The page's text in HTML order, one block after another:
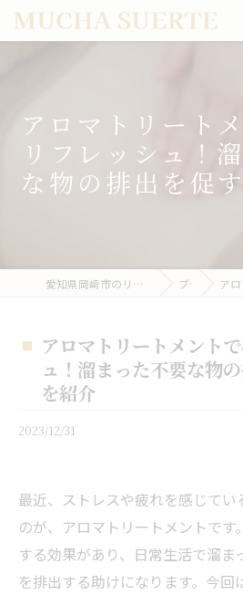
アロマトリート
リフレッシュ！
な物の排出を促
愛知県岡崎市のリラクゼーションならMUCHA SUERTE ブログ アロマトリ
アロマトリートメント
ュ！溜まった不要な物
を紹介
2023/12/31
最近、ストレスや疲れを感じてい
のが、アロマトリートメントです
する効果があり、日常生活で溜ま
を排出する助けになります。今回